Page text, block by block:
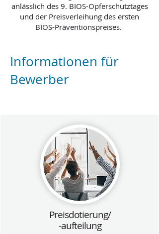
anlässlich des 9. BIOS-Opferschutztages
und der Preisverleihung des ersten
BIOS-Präventionspreises.
Informationen für
Bewerber
Preisdotierung/
-aufteilung